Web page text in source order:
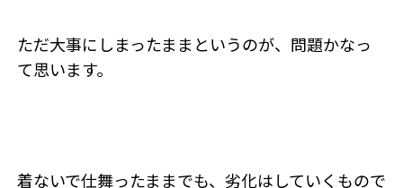
ただ大事にしまったままというのが、問題かなっ
て思います。
着ないで仕舞ったままでも、劣化はしていくもので